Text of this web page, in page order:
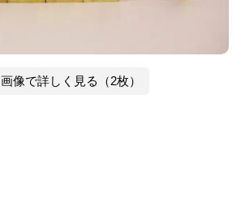
画像で詳しく見る（2枚）